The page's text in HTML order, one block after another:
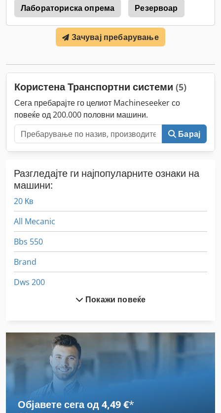
Лабораториска опрема Резервоар
Зачувај пребарување
Користена Транспортни системи (5)
Сега пребарајте го целиот Machineseeker со
повеќе од 200.000 половни машини.
Барај
Разгледајте ги најпопуларните ознаки на
машини:
20 Кв
All Mecanic
Bbs 550
Brand
Dws 200
Gkt 60
Hsc 20 Linear
Idx 23
Покажи повеќе
Објавете сега од 4,49 €*